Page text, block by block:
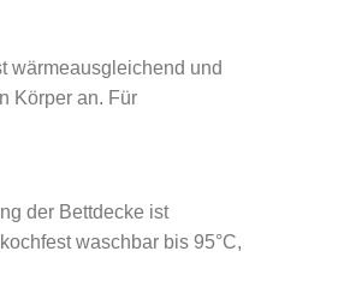
wärmeausgleichend und
Körper an. Für
der Bettdecke ist
waschbar bis 95°C,